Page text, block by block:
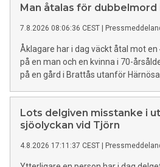
Man åtalas för dubbelmord
7.8.2026 08:06:36 CEST |
Åklagare har i dag väckt åtal mot
på en man och en kvinna i 70-
på en gård i Brattås utanför
Lots delgiven misstanke i
sjöolyckan vid Tjörn
4.8.2026 17:11:37 CEST |